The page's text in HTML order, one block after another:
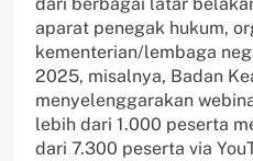
aparat penegak hukum,
kementerian/lembaga
2025, misalnya, Badan
menyelenggarakan
lebih dari 1.000 peserta
dari 7.300 peserta via